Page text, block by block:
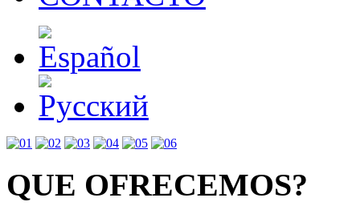
QUE OFRECEMOS?